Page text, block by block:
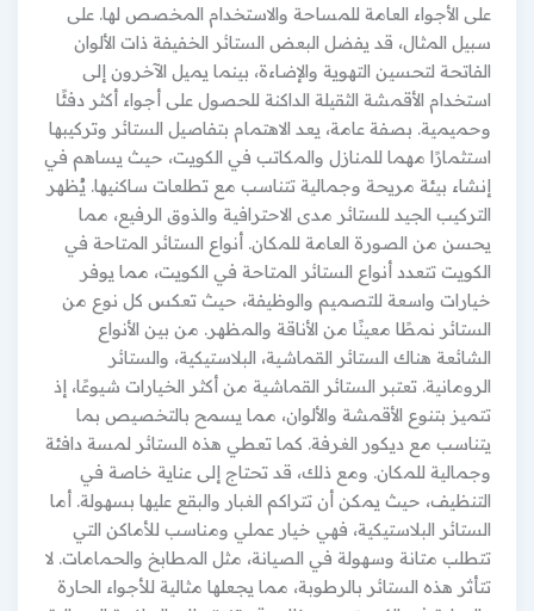
على الأجواء العامة للمساحة والاستخدام المخصص لها. على
سبيل المثال، قد يفضل البعض الستائر الخفيفة ذات الألوان
الفاتحة لتحسين التهوية والإضاءة، بينما يميل الآخرون إلى
استخدام الأقمشة الثقيلة الداكنة للحصول على أجواء أكثر دفئًا
وحميمية. بصفة عامة، يعد الاهتمام بتفاصيل الستائر وتركيبها
استثمارًا مهما للمنازل والمكاتب في الكويت، حيث يساهم في
إنشاء بيئة مريحة وجمالية تتناسب مع تطلعات ساكنيها. يُظهر
التركيب الجيد للستائر مدى الاحترافية والذوق الرفيع، مما
يحسن من الصورة العامة للمكان. أنواع الستائر المتاحة في
الكويت تتعدد أنواع الستائر المتاحة في الكويت، مما يوفر
خيارات واسعة للتصميم والوظيفة، حيث تعكس كل نوع من
الستائر نمطًا معينًا من الأناقة والمظهر. من بين الأنواع
الشائعة هناك الستائر القماشية، البلاستيكية، والستائر
الرومانية. تعتبر الستائر القماشية من أكثر الخيارات شيوعًا، إذ
تتميز بتنوع الأقمشة والألوان، مما يسمح بالتخصيص بما
يتناسب مع ديكور الغرفة. كما تعطي هذه الستائر لمسة دافئة
وجمالية للمكان. ومع ذلك، قد تحتاج إلى عناية خاصة في
التنظيف، حيث يمكن أن تتراكم الغبار والبقع عليها بسهولة. أما
الستائر البلاستيكية، فهي خيار عملي ومناسب للأماكن التي
تتطلب متانة وسهولة في الصيانة، مثل المطابخ والحمامات. لا
تتأثر هذه الستائر بالرطوبة، مما يجعلها مثالية للأجواء الحارة